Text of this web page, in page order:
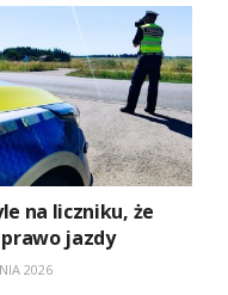
na liczniku, że
prawo jazdy
2026